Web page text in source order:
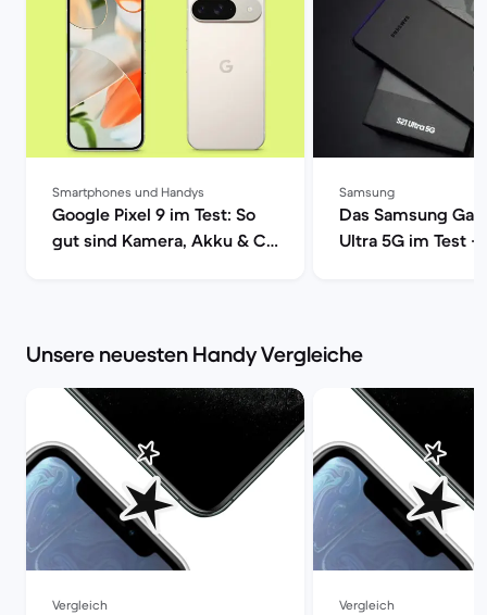
Smartphones und Handys
Google Pixel 9 im Test: So
gut sind Kamera, Akku & Co
Samsung
Das Samsung
Ultra 5G im Test –
Unsere neuesten Handy Vergleiche
Vergleich Vergleich